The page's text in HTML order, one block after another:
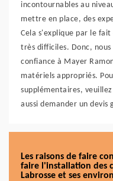
incontournables au
mettre en place, des
Cela s'explique par le
très difficiles. Donc,
confiance à Mayer
matériels appropriés.
supplémentaires,
aussi demander un
Les raisons de faire
faire l'installation des
Labrosse et ses